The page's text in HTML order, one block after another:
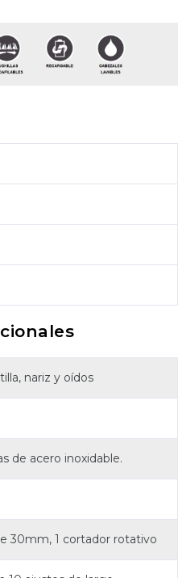
nariz y oídos
de acero inoxidable.
30mm, 1 cortador rotativo